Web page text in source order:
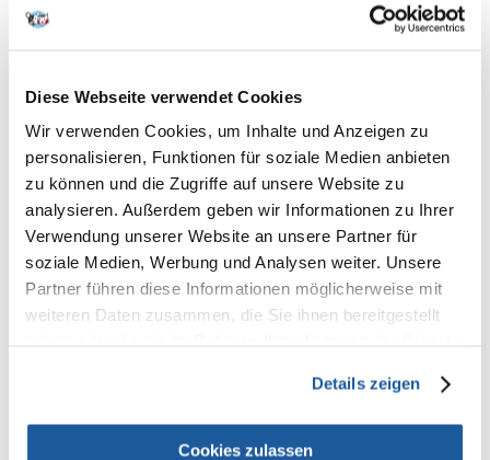
Diese Webseite verwendet Cookies
Wir verwenden Cookies, um Inhalte und Anzeigen zu
personalisieren, Funktionen für soziale Medien anbieten
zu können und die Zugriffe auf unsere Website zu
analysieren. Außerdem geben wir Informationen zu Ihrer
Verwendung unserer Website an unsere Partner für
soziale Medien, Werbung und Analysen weiter. Unsere
Partner führen diese Informationen möglicherweise mit
weiteren Daten zusammen, die Sie ihnen bereitgestellt
Details zeigen
Cookies zulassen
Bilder unserer Kunden
Produktbeschreibung
PREMIO Fish Chicken Wheels
mit Huhn und Fisch
Fleischgehalt 80 %, Fischgehalt 15 %
reich an Proteinen
Fragen und Antworten (FAQ)